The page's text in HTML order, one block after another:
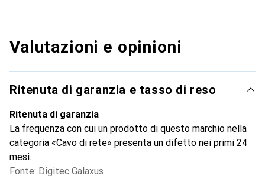
Valutazioni e opinioni
Ritenuta di garanzia e tasso di reso
Ritenuta di garanzia
La frequenza con cui un prodotto di questo marchio nella
categoria «Cavo di rete» presenta un difetto nei primi 24
mesi.
Fonte: Digitec Galaxus